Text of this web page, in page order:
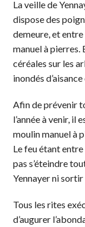
La veille de
dispose des
demeure, et entre
manuel à pierres.
céréales sur les
inondés
Afin de prévenir
l’année à venir, il
moulin manuel à
Le feu étant
pas s’éteindre
Yennayer ni sortir
Tous les rites
d’augurer